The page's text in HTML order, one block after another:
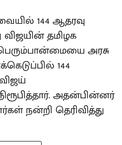
144 ஆதரவு
தமிழக
அரசு
144
அதன்பின்னர்
நன்றி தெரிவித்து